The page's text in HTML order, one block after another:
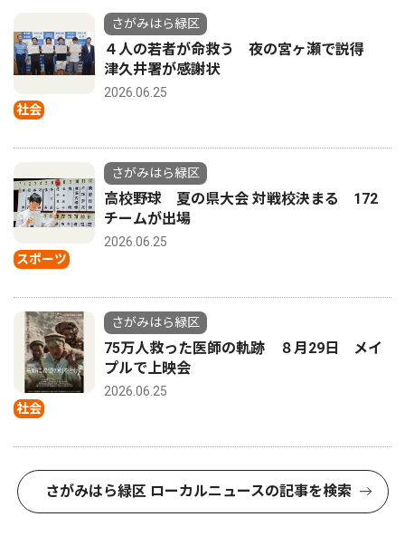
社会
さがみはら緑区
４人の若者が命救う 夜の宮ヶ瀬で説得
津久井署が感謝状
2026.06.25
スポーツ
さがみはら緑区
高校野球 夏の県大会 対戦校決まる 172
チームが出場
2026.06.25
社会
さがみはら緑区
75万人救った医師の軌跡 ８月29日 メイ
プルで上映会
2026.06.25
さがみはら緑区 ローカルニュースの記事を検索